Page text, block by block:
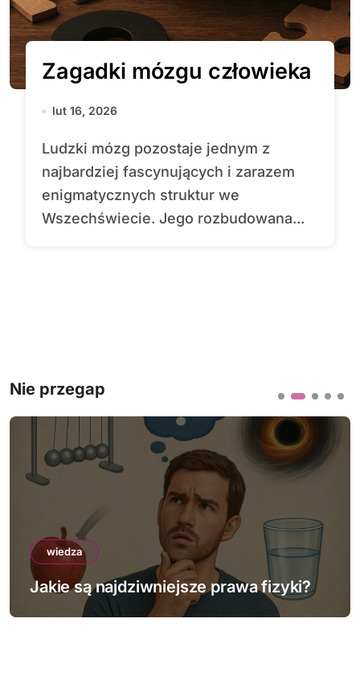
Zagadki mózgu człowieka
lut 16, 2026
Ludzki mózg pozostaje jednym z
najbardziej fascynujących i zarazem
enigmatycznych struktur we
Wszechświecie. Jego rozbudowana...
Nie przegap
wiedza
Jakie są najdziwniejsze prawa fizyki?